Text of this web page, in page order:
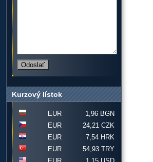
Kurzový lístok
EUR
1,96 BGN
EUR
24,21 CZK
EUR
7,54 HRK
EUR
54,93 TRY